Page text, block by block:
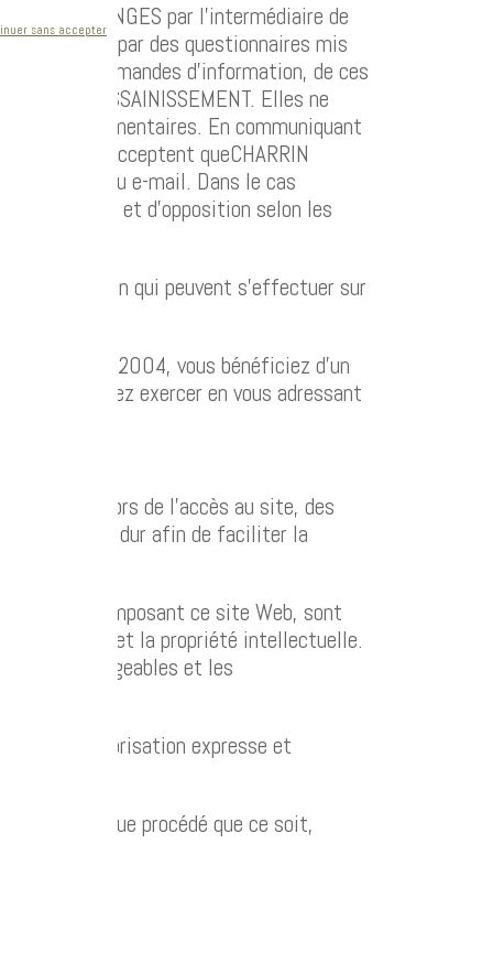
sans accepter
VIDANGES par l’intermédiaire de
ou par des questionnaires mis
de ces demandes d’information, de ces
& ASSAINISSEMENT. Elles ne
et réglementaires. En communiquant
acceptent queCHARRIN
courrier ou e-mail. Dans le cas
et d’opposition selon les
d’opposition qui peuvent s’effectuer sur
en 2004, vous bénéficiez d’un
vous pouvez exercer en vous adressant
que, lors de l’accès au site, des
leur disque dur afin de faciliter la
composant ce site Web, sont
d’auteur et la propriété intellectuelle.
téléchargeables et les
sans autorisation expresse et
par quelque procédé que ce soit,